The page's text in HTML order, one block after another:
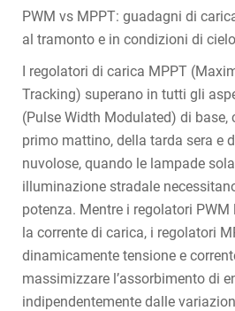
PWM vs MPPT: guadagni di
al tramonto e in condizioni di
I regolatori di carica MPPT
Tracking) superano in tutti gli
(Pulse Width Modulated) di base,
primo mattino, della tarda sera e
nuvolose, quando le lampade
illuminazione stradale
potenza. Mentre i regolatori
la corrente di carica, i regolatori
dinamicamente tensione e
massimizzare l’assorbimento di
indipendentemente dalle